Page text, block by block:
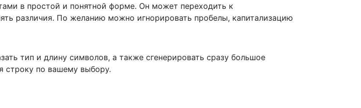
в простой и понятной форме. Он может переходить к
различия. По желанию можно игнорировать пробелы, капитализацию
тип и длину символов, а также сгенерировать сразу большое
строку по вашему выбору.